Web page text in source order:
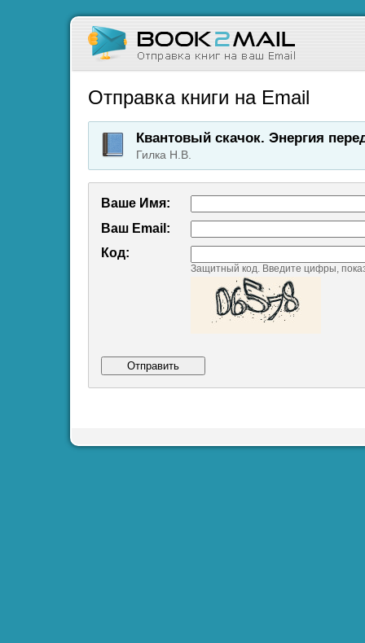
Отправка книги на Email
Квантовый скачок. Энергия
Гилка Н.В.
Ваше Имя:
Ваш Emаil:
Код:
Защитный код. Введите цифры,